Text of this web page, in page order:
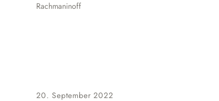
Rachmaninoff
20. September 2022